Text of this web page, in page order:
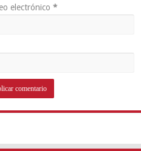
electrónico *